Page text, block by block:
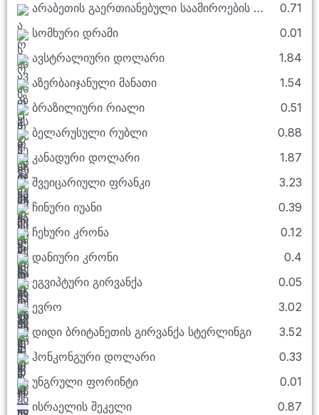
არაბეთის გაერთიანებული საამიროების დირჰამი
0.71
სომხური დრამი
0.01
ავსტრალიური დოლარი
1.84
აზერბაიჯანული მანათი
1.54
ბრაზილიური რიალი
0.51
ბელარუსული რუბლი
0.88
კანადური დოლარი
1.87
შვეიცარიული ფრანკი
3.23
ჩინური იუანი
0.39
ჩეხური კრონა
0.12
დანიური კრონი
0.4
ეგვიპტური გირვანქა
0.05
ევრო
3.02
დიდი ბრიტანეთის გირვანქა სტერლინგი
3.52
ჰონკონგური დოლარი
0.33
უნგრული ფორინტი
0.01
ისრაელის შეკელი
0.87